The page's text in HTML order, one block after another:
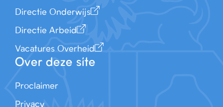
Directie Onderwijs
Directie Arbeid
Vacatures Overheid
Over deze site
Proclaimer
Privacy